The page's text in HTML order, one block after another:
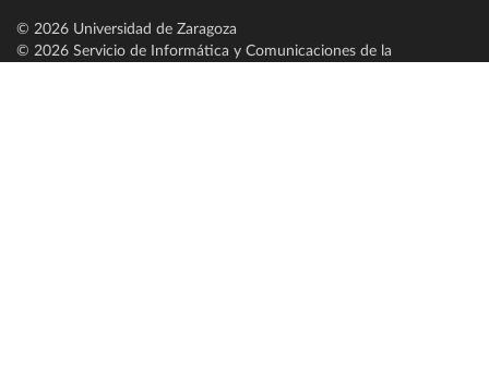
© 2026 Universidad de Zaragoza
© 2026 Servicio de Informática y Comunicaciones de la